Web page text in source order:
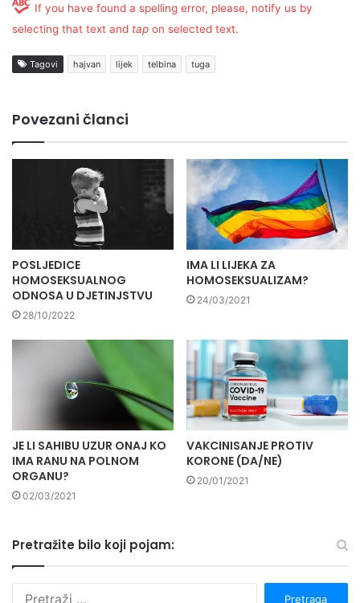
If you have found a spelling error, please, notify us by
selecting that text and tap on selected text.
Tagovi hajvan lijek telbina tuga
Povezani članci
POSLJEDICE
HOMOSEKSUALNOG
ODNOSA U DJETINJSTVU
28/10/2022
IMA LI LIJEKA ZA
HOMOSEKSUALIZAM?
24/03/2021
JE LI SAHIBU UZUR ONAJ KO
IMA RANU NA POLNOM
ORGANU?
02/03/2021
VAKCINISANJE PROTIV
KORONE (DA/NE)
20/01/2021
Pretražite bilo koji pojam: